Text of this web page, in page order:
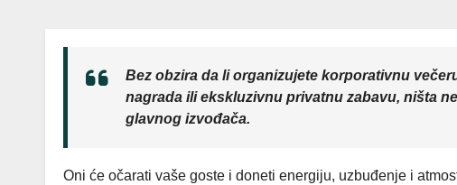
Bez obzira da li organizujete korporativnu
nagrada ili ekskluzivnu privatnu zabavu, ništa
glavnog izvođača.
Oni će očarati vaše goste i doneti energiju, uzbuđenje i